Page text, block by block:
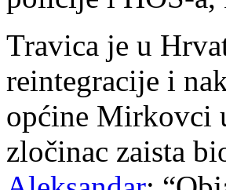
Travica je u
reintegracije i
općine Mirkovci
zločinac zaista